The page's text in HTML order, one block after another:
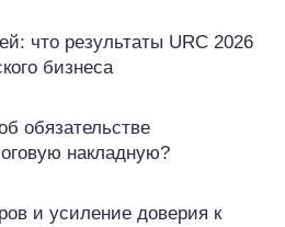
что результаты URC 2026
бизнеса
обязательстве
накладную?
и усиление доверия к